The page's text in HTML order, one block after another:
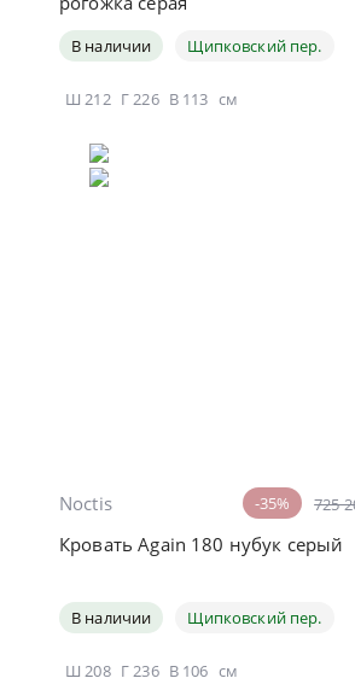
В наличии Щипковский пер.
Ш 212 Г226 В113 см
725
-35%
Noctis
Кровать Again 180 нубук серый
В наличии Щипковский пер.
Ш 208 Г236 В106 см